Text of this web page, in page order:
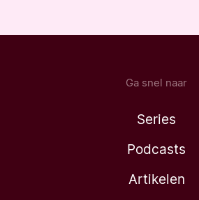
Ga snel naar
Series
Podcasts
Artikelen